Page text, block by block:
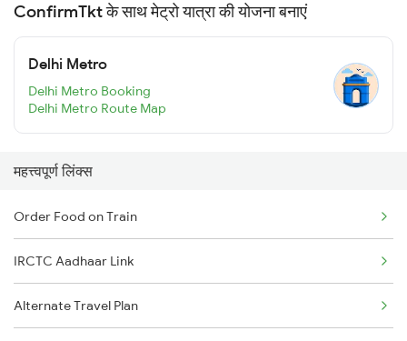
ConfirmTkt के साथ मेट्रो यात्रा की योजना बनाएं
Delhi Metro
Delhi Metro Booking
Delhi Metro Route Map
महत्त्वपूर्ण लिंक्स
Order Food on Train
IRCTC Aadhaar Link
Alternate Travel Plan